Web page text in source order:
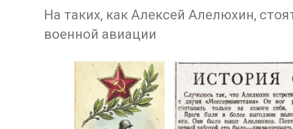
На таких, как Алексей Алелюхин,
военной авиации